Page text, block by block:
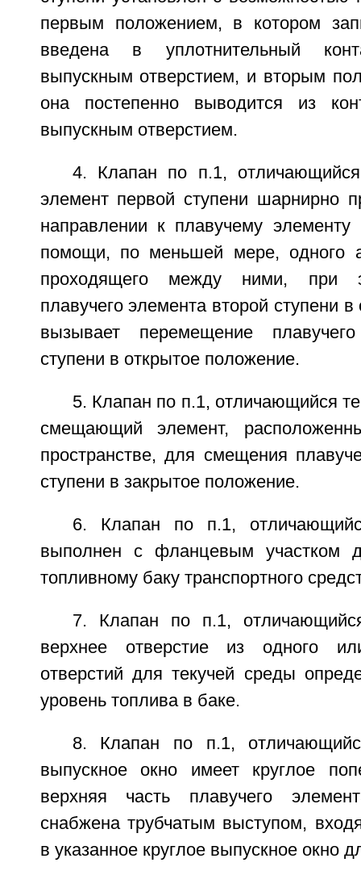
первым положением, в котором
введена в уплотнительный
выпускным отверстием, и вторым
она постепенно выводится из
выпускным отверстием.
4. Клапан по п.1,
элемент первой ступени шарнирно
направлении к плавучему элементу
помощи, по меньшей мере, одного
проходящего между ними, при
плавучего элемента второй ступени
вызывает перемещение
ступени в открытое положение.
5. Клапан по п.1, отличающийся
смещающий элемент,
пространстве, для смещения
ступени в закрытое положение.
6. Клапан по п.1,
выполнен с фланцевым участком
топливному баку транспортного
7. Клапан по п.1,
верхнее отверстие из одного
отверстий для текучей среды
уровень топлива в баке.
8. Клапан по п.1,
выпускное окно имеет круглое
верхняя часть плавучего
снабжена трубчатым выступом,
в указанное круглое выпускное окно